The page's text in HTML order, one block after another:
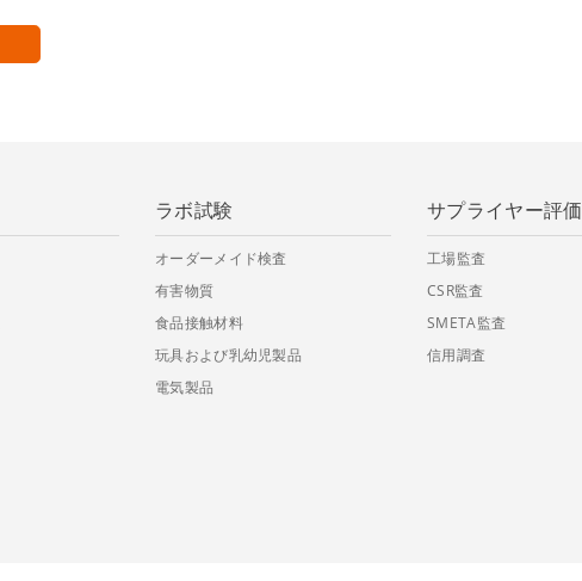
ラボ試験
オーダーメイド検査
有害物質
食品接触材料
玩具および乳幼児製品
電気製品
サプライヤー評価
工場監査
CSR監査
SMETA監査
信用調査